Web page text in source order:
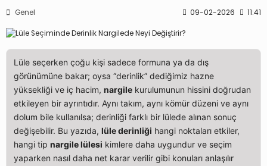
Genel 09-02-2026 11:41
Lüle seçerken çoğu kişi sadece formuna ya da dış
görünümüne bakar; oysa “derinlik” dediğimiz hazne
yüksekliği ve iç hacim, nargile kurulumunun hissini doğrudan
etkileyen bir ayrıntıdır. Aynı takım, aynı kömür düzeni ve aynı
dolum bile kullanılsa; derinliği farklı bir lülede alınan sonuç
değişebilir. Bu yazıda, lüle derinliği hangi noktaları etkiler,
hangi tip nargile lülesi kimlere daha uygundur ve seçim
yaparken nasıl daha net karar verilir gibi konuları anlaşılır